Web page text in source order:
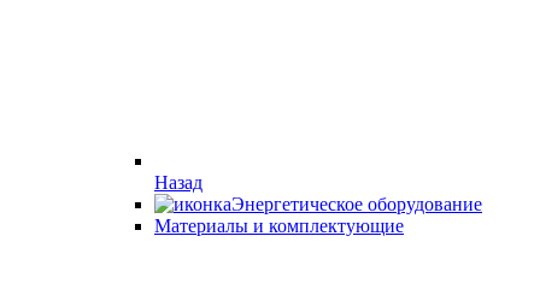
Назад
Энергетическое оборудование
Материалы и комплектующие